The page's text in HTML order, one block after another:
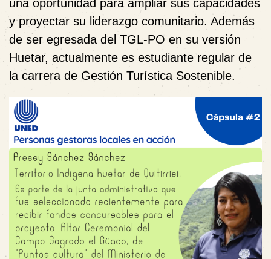
una oportunidad para ampliar sus capacidades
y proyectar su liderazgo comunitario. Además
de ser egresada del TGL‑PO en su versión
Huetar, actualmente es estudiante regular de
la carrera de Gestión Turística Sostenible.